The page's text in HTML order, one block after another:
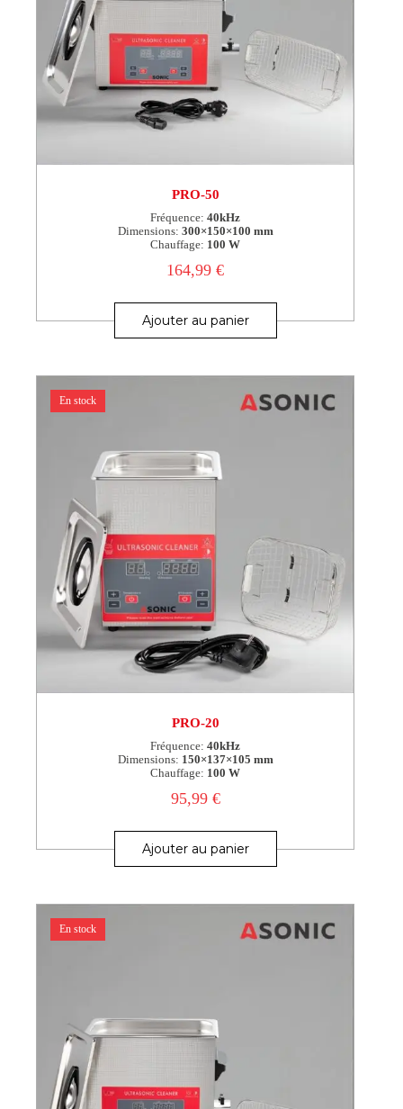
PRO-50
Fréquence: 40kHz
Dimensions: 300×150×100 mm
Chauffage: 100 W
164,99€
Ajouter au panier
En stock
PRO-20
Fréquence: 40kHz
Dimensions: 150×137×105 mm
Chauffage: 100 W
95,99 €
Ajouter au panier
En stock